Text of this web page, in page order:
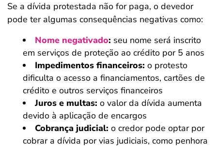
Se a dívida protestada não for paga, o devedor
pode ter algumas consequências negativas como:
Nome negativado: seu nome será inscrito
em serviços de proteção ao crédito por 5 anos
Impedimentos financeiros: o protesto
dificulta o acesso a financiamentos, cartões de
crédito e outros serviços financeiros
Juros e multas: o valor da dívida aumenta
devido à aplicação de encargos
Cobrança judicial: o credor pode optar por
cobrar a dívida por vias judiciais, como penhora